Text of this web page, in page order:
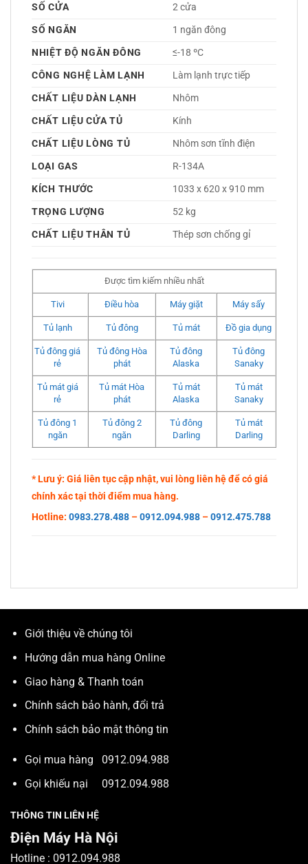
SỐ CỬA
2 cửa
SỐ NGĂN
1 ngăn đông
NHIỆT ĐỘ NGĂN ĐÔNG
≤-18 ºC
CÔNG NGHỆ LÀM LẠNH
Làm lạnh trực tiếp
CHẤT LIỆU DÀN LẠNH
Nhôm
CHẤT LIỆU CỬA TỦ
Kính
CHẤT LIỆU LÒNG TỦ
Nhôm sơn tĩnh điện
LOẠI GAS
R-134A
KÍCH THƯỚC
1033 x 620 x 910 mm
TRỌNG LƯỢNG
52 kg
CHẤT LIỆU THÂN TỦ
Thép sơn chống gỉ
Được tìm kiếm nhiều nhất
Tivi Điều hòa Máy giặt Máy sấy
Tủ lạnh Tủ đông Tủ mát Đồ gia dụng
Tủ đông giá
rẻ
Tủ đông Hòa
phát
Tủ đông
Alaska
Tủ đông
Sanaky
Tủ mát giá
rẻ
Tủ mát Hòa
phát
Tủ mát
Alaska
Tủ mát
Sanaky
Tủ đông 1
ngăn
Tủ đông 2
ngăn
Tủ đông
Darling
Tủ mát
Darling
* Lưu ý: Giá liên tục cập nhật, vui lòng liên hệ để có giá
chính xác tại thời điểm mua hàng.
Hotline: 0983.278.488 –0912.094.988 –0912.475.788
Giới thiệu về chúng tôi
Hướng dẫn mua hàng Online
Giao hàng & Thanh toán
Chính sách bảo hành, đổi trả
Chính sách bảo mật thông tin
Gọi mua hàng 0912.094.988
Gọi khiếu nại 0912.094.988
THÔNG TIN LIÊN HỆ
Điện Máy Hà Nội
Hotline : 0912.094.988